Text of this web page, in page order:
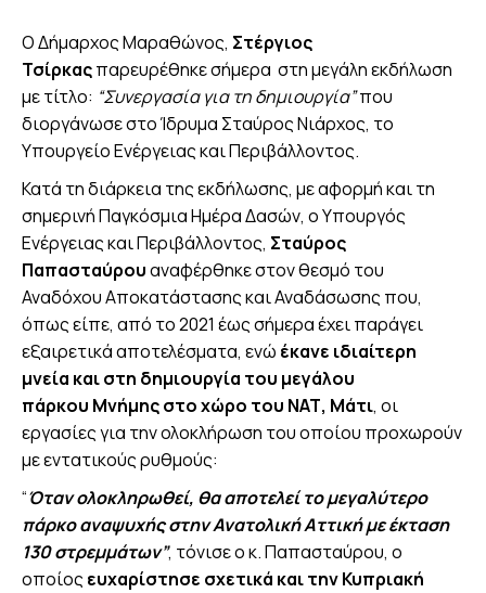
Ο Δήμαρχος Μαραθώνος, Στέργιος
Τσίρκαςπαρευρέθηκε σήμερα στη μεγάλη εκδήλωση
με τίτλο: “Συνεργασία για τη δημιουργία”που
διοργάνωσε στο Ίδρυμα Σταύρος Νιάρχος, το
Υπουργείο Ενέργειας και Περιβάλλοντος.
Κατά τη διάρκεια της εκδήλωσης, με αφορμή και τη
σημερινή Παγκόσμια Ημέρα Δασών, ο Υπουργός
Ενέργειας και Περιβάλλοντος, Σταύρος
Παπασταύρουαναφέρθηκε στον θεσμό του
Αναδόχου Αποκατάστασης και Αναδάσωσης που,
όπως είπε, από το 2021 έως σήμερα έχει παράγει
εξαιρετικά αποτελέσματα, ενώ έκανε ιδιαίτερη
μνεία και στη δημιουργία του μεγάλου
πάρκου Μνήμης στο χώρο του ΝΑΤ, Μάτι, οι
εργασίες για την ολοκλήρωση του οποίου προχωρούν
με εντατικούς ρυθμούς:
“Όταν ολοκληρωθεί, θα αποτελεί το μεγαλύτερο
πάρκο αναψυχής στην Ανατολική Αττική με έκταση
130 στρεμμάτων”, τόνισε ο κ. Παπασταύρου, ο
οποίος ευχαρίστησε σχετικά και την Κυπριακή